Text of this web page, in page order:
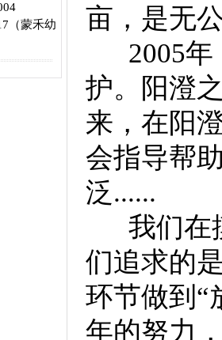
（蒙禾幼
亩，是无
2005年
护。阳澄
来，在阳
会指导帮
泛......
我们在
们追求的
环节做到“
年的努力